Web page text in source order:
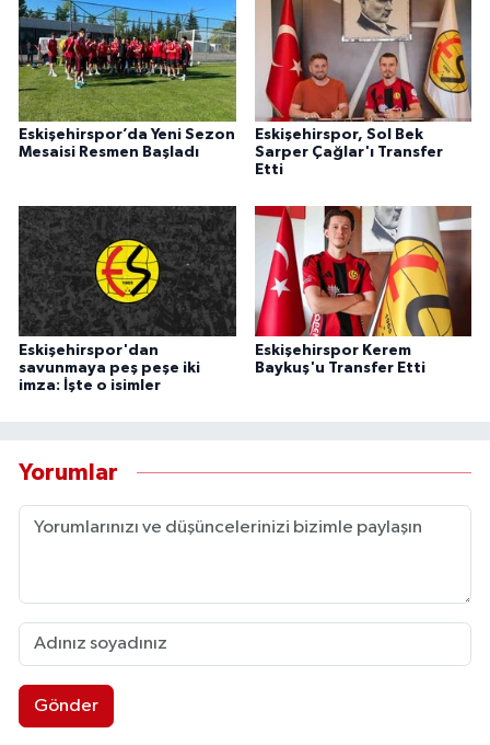
Eskişehirspor’da Yeni Sezon
Mesaisi Resmen Başladı
Eskişehirspor, Sol Bek
Sarper Çağlar'ı Transfer
Etti
Eskişehirspor'dan
savunmaya peş peşe iki
imza: İşte o isimler
Eskişehirspor Kerem
Baykuş'u Transfer Etti
Yorumlar
Gönder